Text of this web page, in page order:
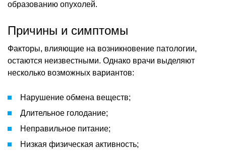
образованию опухолей.
Причины и симптомы
Факторы, влияющие на возникновение патологии,
остаются неизвестными. Однако врачи выделяют
несколько возможных вариантов:
Нарушение обмена веществ;
Длительное голодание;
Неправильное питание;
Низкая физическая активность;